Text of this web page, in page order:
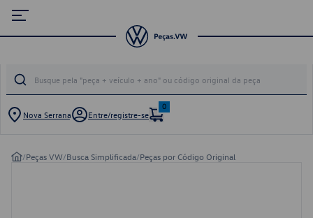
Nova Serrana Entre/registre-se
0
/Peças VW/Busca Simplificada/Peças por Código Original